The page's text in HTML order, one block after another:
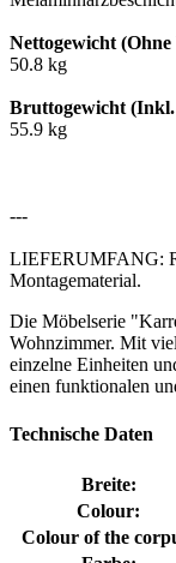
Nettogewicht
50.8 kg
Bruttogewicht
55.9 kg
---
LIEFERUMFANG:
Montagematerial.
Die Möbelserie
Wohnzimmer. Mit
einzelne Einheiten
einen funktionalen
Technische Daten
Breite:
Colour:
Colour of the